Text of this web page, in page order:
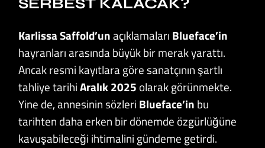
SERBEST KALACAK?
Karlissa Saffold’unaçıklamaları Blueface’in
hayranları arasında büyük bir merak yarattı.
Ancak resmi kayıtlara göre sanatçının şartlı
tahliye tarihiAralık 2025 olarak görünmekte.
Yine de, annesinin sözleri Blueface’in bu
tarihten daha erken bir dönemde özgürlüğüne
kavuşabileceği ihtimalini gündeme getirdi.